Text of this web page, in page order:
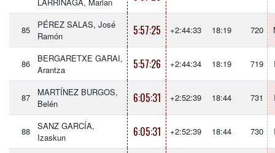
85
PÉREZ SALAS, José
Ramón
5:57:25 +2:44:33 18:19 720
86
BERGARETXE GARAI,
Arantza
5:57:26 +2:44:34 18:19 719
87
MARTÍNEZ BURGOS,
Belén
6:05:31 +2:52:39 18:44 731
88
SANZ GARCÍA,
Izaskun
6:05:31 +2:52:39 18:44 730